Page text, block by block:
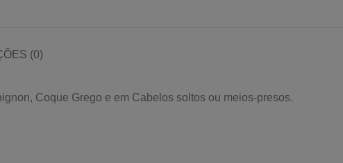
(0)
Coque Grego e em Cabelos soltos ou meios-presos.